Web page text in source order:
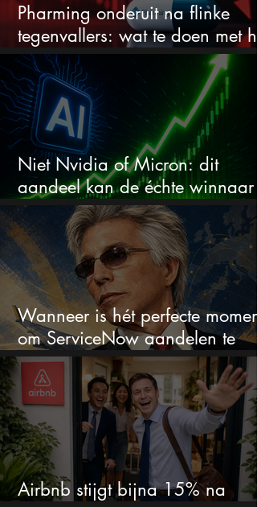
Pharming onderuit na flinke
tegenvallers: wat te doen met
aandeel?
Niet Nvidia of Micron: dit
aandeel kan de échte winnaar
van de AI-race worden
Wanneer is hét perfecte moment
om ServiceNow aandelen te
kopen?
Airbnb stijgt bijna 15% na